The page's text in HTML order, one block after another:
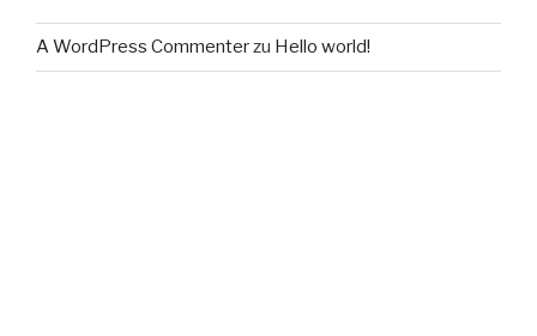
A WordPress Commenterzu Hello world!